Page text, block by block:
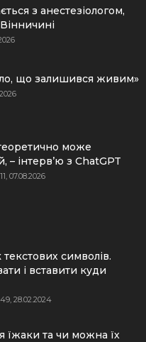
з анестезіологом,
що залишився живим»
може
інтерв’ю з ChatGPT
07.08.2026
символів.
і вставити куди
28.02.2024
їжаки та чи можна їх